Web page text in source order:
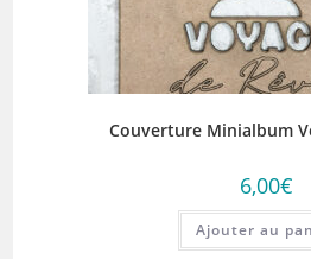
Couverture Minialbum
6,00€
Ajouter au